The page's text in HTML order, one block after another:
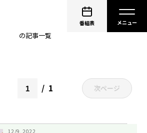
番組表
の記事一覧
1 次ページ
12/9, 2022